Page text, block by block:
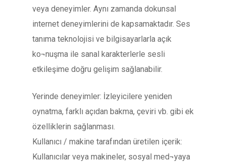
veya deneyimler. Aynı zamanda dokunsal
internet deneyimlerini de kapsamaktadır. Ses
tanıma teknolojisi ve bilgisayarlarla açık
ko¬nuşma ile sanal karakterlerle sesli
etkileşime doğru gelişim sağlanabilir.
Yerinde deneyimler: İzleyicilere yeniden
oynatma, farklı açıdan bakma, çeviri vb. gibi ek
özelliklerin sağlanması.
Kullanıcı / makine tarafından üretilen içerik:
Kullanıcılar veya makineler, sosyal med¬yaya